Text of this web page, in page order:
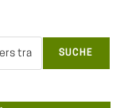
SUCHE